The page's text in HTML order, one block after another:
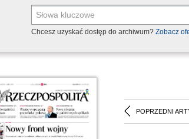
Chcesz uzyskać dostęp do archiwum? Zobacz
POPRZEDNI